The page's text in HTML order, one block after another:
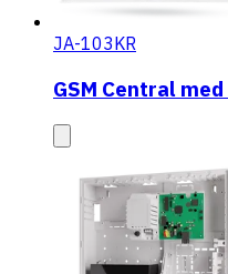
JA-103KR
GSM Central